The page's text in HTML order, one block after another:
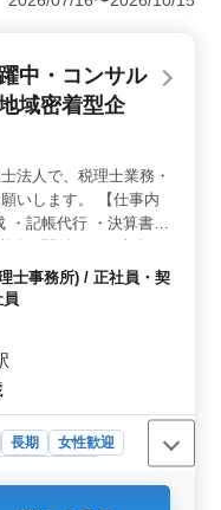
ライフバランスを
様な経験を活かせ
理から税務申告、
できます。特に会
活かせる環境が整
中高年の方も活
る職場です。昇給
キャリアを築くこ
中・コンサル
域密着型企
法人で、税理士業務・
いします。 【仕事内
記帳代行 ・決算書の
務に関係する仕事全般
M&A ◯税理士資格保有
目合格者優遇 ☆50代
下さい。
士事務所) / 正社員・契
長期
女性歓迎